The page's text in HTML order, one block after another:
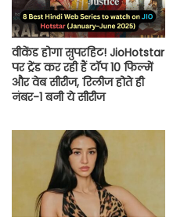
वीकेंड होगा सुपरहिट! JioHotstar
पर ट्रेंड कर रही हैं टॉप 10 फिल्में
और वेब सीरीज, रिलीज होते ही
नंबर-1 बनी ये सीरीज